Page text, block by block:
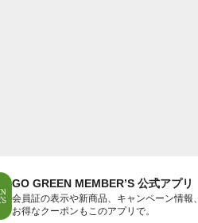
GO GREEN MEMBER’S 公式アプリ
会員証の表示や新商品、キャンペーン情報、
お得なクーポンもこのアプリで。